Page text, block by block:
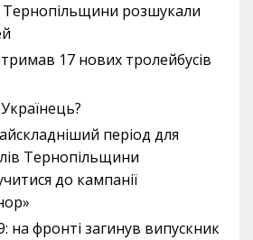
Тернопільщини розшукали
17 нових тролейбусів
період для
Тернопільщини
до кампанії
на фронті загинув випускник